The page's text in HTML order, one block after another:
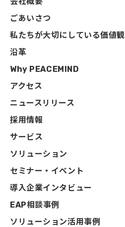
ごあいさつ
私たちが大切にしている価値観
沿革
Why PEACEMIND
アクセス
ニュースリリース
採用情報
サービス
ソリューション
セミナー・イベント
導入企業インタビュー
EAP相談事例
ソリューション活用事例